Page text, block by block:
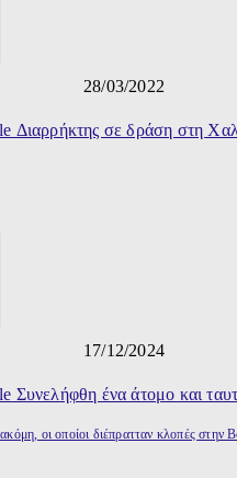
28/03/2022
17/12/2024
οι οποίοι διέπρατταν κλοπές στην